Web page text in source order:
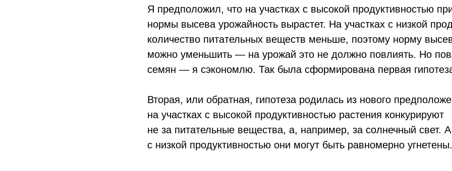
Я предположил, что на участках с высокой продуктивностью
нормы высева урожайность вырастет. На участках с низкой
количество питательных веществ меньше, поэтому норму
можно уменьшить — на урожай это не должно повлиять. Но
семян — я сэкономлю. Так была сформирована первая
Вторая, или обратная, гипотеза родилась из нового
на участках с высокой продуктивностью растения конкурируют
не за питательные вещества, а, например, за солнечный свет. А
с низкой продуктивностью они могут быть равномерно угнетены.